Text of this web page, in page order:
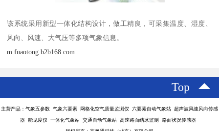
该系统采用新型一体化结构设计，做工精良，可采集温度、湿度、
风向、风速、大气压等多项气象信息。
m.fuaotong.b2b168.com
Top
主营产品：气象五参数 气象六要素 网格化空气质量监测仪 六要素自动气象站 超声波风速风向传感
器 能见度仪 一体化气象站 交通自动气象站 高速路面结冰监测 路面状况传感器